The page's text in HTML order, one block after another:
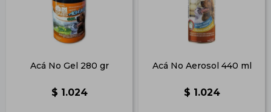
Acá No Gel 280 gr
$ 1.024
Acá No Aerosol 440 ml
$ 1.024